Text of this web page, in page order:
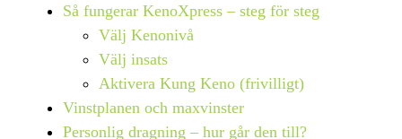
Så fungerar KenoXpress – steg för steg
Välj Kenonivå
Välj insats
Aktivera Kung Keno (frivilligt)
Vinstplanen och maxvinster
Personlig dragning – hur går den till?